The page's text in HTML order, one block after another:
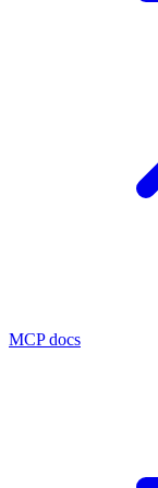
MCP docs